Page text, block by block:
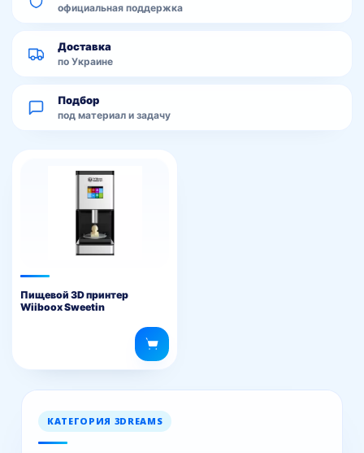
официальная поддержка
Доставка
по Украине
Подбор
под материал и задачу
Пищевой 3D принтер
Wiiboox Sweetin
КАТЕГОРИЯ 3DREAMS